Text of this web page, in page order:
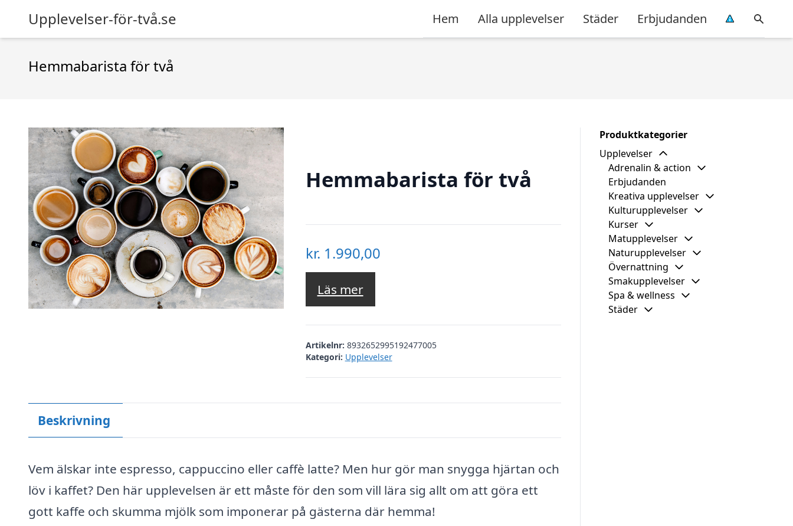
Upplevelser-för-två.se Hem Alla upplevelser Städer Erbjudanden
Hemmabarista för två
Hemmabarista för två
kr. 1.990,00
Läs mer
Artikelnr: 8932652995192477005
Kategori: Upplevelser
Beskrivning
Vem älskar inte espresso, cappuccino eller caffè latte? Men hur gör man snygga hjärtan och
löv i kaffet? Den här upplevelsen är ett måste för den som vill lära sig allt om att göra ett
gott kaffe och skumma mjölk som imponerar på gästerna där hemma!
Produktkategorier
Upplevelser
Adrenalin & action
Erbjudanden
Kreativa upplevelser
Kulturupplevelser
Kurser
Matupplevelser
Naturupplevelser
Övernattning
Smakupplevelser
Spa & wellness
Städer